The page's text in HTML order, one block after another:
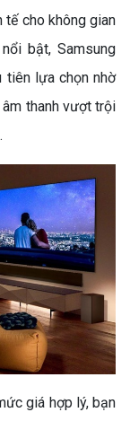
cho không gian
bật, Samsung
tiên lựa chọn nhờ
thanh vượt trội
giá hợp lý, bạn